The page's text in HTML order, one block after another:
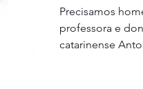
Precisamos
professora e
catarinense